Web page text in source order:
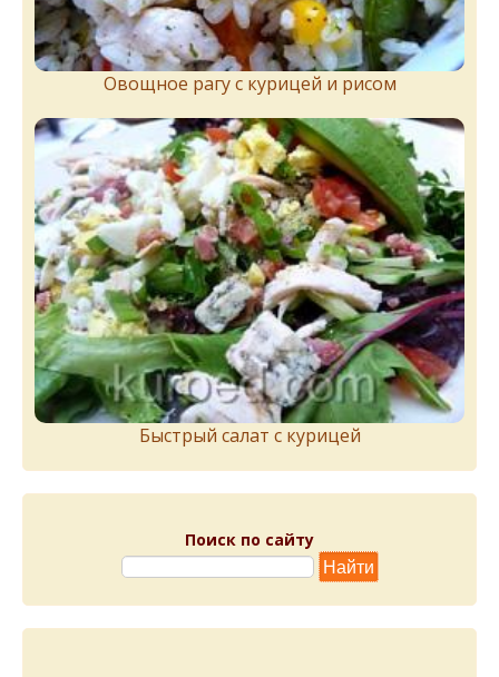
Овощное рагу с курицей и рисом
Быстрый салат с курицей
Поиск по сайту